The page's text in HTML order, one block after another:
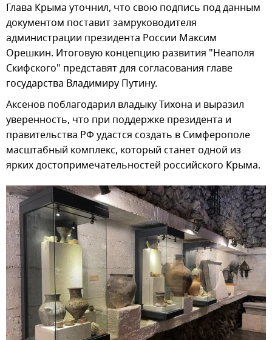
Глава Крыма уточнил, что свою подпись под данным
документом поставит замруководителя
администрации президента России Максим
Орешкин. Итоговую концепцию развития "Неаполя
Скифского" представят для согласования главе
государства Владимиру Путину.
Аксенов поблагодарил владыку Тихона и выразил
уверенность, что при поддержке президента и
правительства РФ удастся создать в Симферополе
масштабный комплекс, который станет одной из
ярких достопримечательностей российского Крыма.